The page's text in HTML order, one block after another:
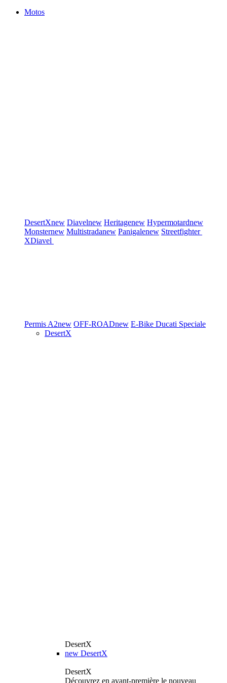
Motos
DesertXnew Diavelnew Heritagenew Hypermotardnew
Monsternew Multistradanew Panigalenew Streetfighter
XDiavel
Permis A2new OFF-ROADnew E-Bike Ducati Speciale
DesertX
DesertX
new DesertX
DesertX
Découvrez en avant-première le nouveau